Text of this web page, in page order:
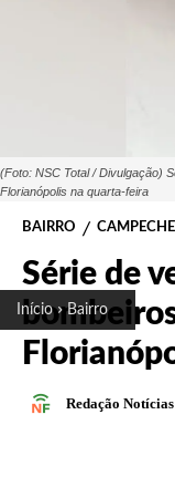
Início Bairro
(Foto: NSC Total / Divulgação)
Florianópolis na quarta-feira
BAIRRO CAMPECHE
Série de
Redação